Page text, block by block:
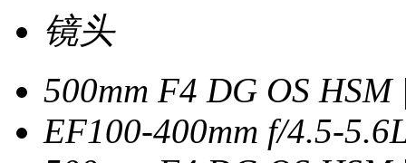
镜头
500mm F4 DG OS
EF100-400mm f/4.5-